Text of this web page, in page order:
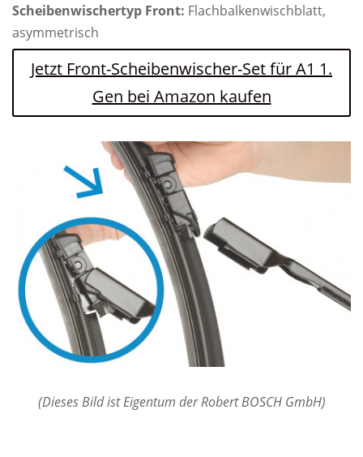
Scheibenwischertyp Front: Flachbalkenwischblatt,
asymmetrisch
Jetzt Front-Scheibenwischer-Set für A1 1.
Gen bei Amazon kaufen
(Dieses Bild ist Eigentum der Robert BOSCH GmbH)